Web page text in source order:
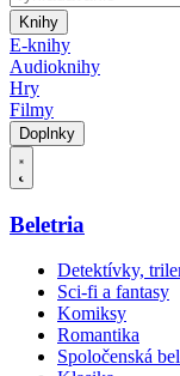
Knihy
E-knihy
Audioknihy
Hry
Filmy
Doplnky
Beletria
Detektívky,
Sci-fi a fantasy
Komiksy
Romantika
Spoločenská